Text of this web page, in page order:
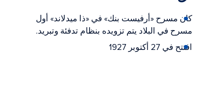
كان مسرح «أرفيست بنك» في «ذا ميدلاند» أول
مسرح في البلاد يتم تزويده بنظام تدفئة وتبريد.
افتتح في 27 أكتوبر 1927